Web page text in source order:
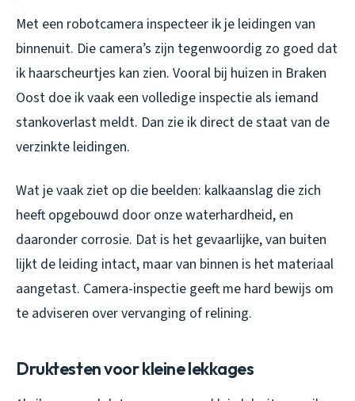
Met een robotcamera inspecteer ik je leidingen van
binnenuit. Die camera’s zijn tegenwoordig zo goed dat
ik haarscheurtjes kan zien. Vooral bij huizen in Braken
Oost doe ik vaak een volledige inspectie als iemand
stankoverlast meldt. Dan zie ik direct de staat van de
verzinkte leidingen.
Wat je vaak ziet op die beelden: kalkaanslag die zich
heeft opgebouwd door onze waterhardheid, en
daaronder corrosie. Dat is het gevaarlijke, van buiten
lijkt de leiding intact, maar van binnen is het materiaal
aangetast. Camera-inspectie geeft me hard bewijs om
te adviseren over vervanging of relining.
Druktesten voor kleine lekkages